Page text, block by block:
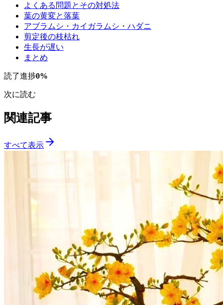
よくある問題とその対処法
葉の黄変と落葉
アブラムシ・カイガラムシ・ハダニ
剪定後の枝枯れ
生長が遅い
まとめ
読了進捗0%
次に読む
関連記事
すべて表示